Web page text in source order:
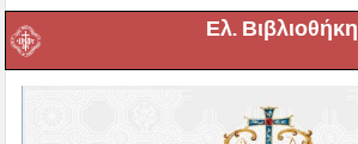
Ελ. Βιβλιοθήκη